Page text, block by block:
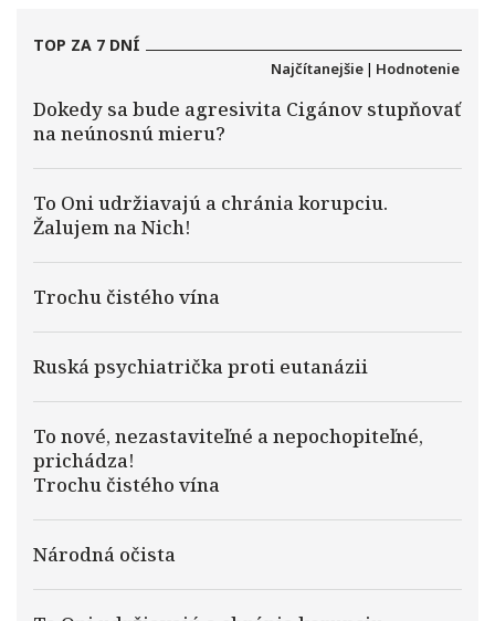
TOP ZA 7 DNÍ
Najčítanejšie | Hodnotenie
Dokedy sa bude agresivita Cigánov stupňovať
na neúnosnú mieru?
To Oni udržiavajú a chránia korupciu.
Žalujem na Nich!
Trochu čistého vína
Ruská psychiatrička proti eutanázii
To nové, nezastaviteľné a nepochopiteľné,
prichádza!
Trochu čistého vína
Národná očista